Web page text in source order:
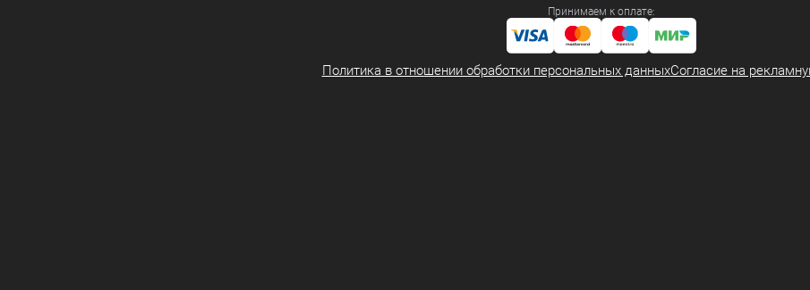
Принимаем к оплате:
Политика в отношении обработки персональных данныхСогласие на